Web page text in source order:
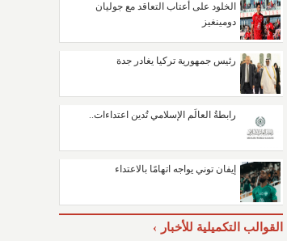
الخلود على أعتاب التعاقد مع جوليان
دومينغيز
رئيس جمهورية تركيا يغادر جدة
رابطةُ العالَم الإسلامي تُدين اعتداءات..
إيفان توني يواجه اتهامًا بالاعتداء
القوالب التكميلية للأخبار